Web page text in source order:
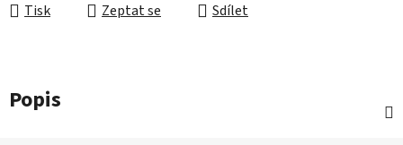
Tisk Zeptat se Sdílet
Popis